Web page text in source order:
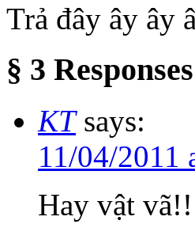
Trả đây ây ây
§ 3
KT says:
11/04/2011
Hay vật